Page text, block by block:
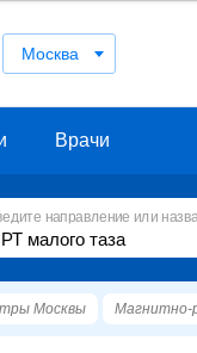
Москва
Врачи
направление или
Москвы Магнитно-